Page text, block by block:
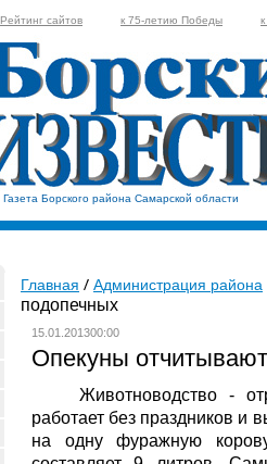
Рейтинг сайтов к 75-летию Победы
Газета Борского района Самарской области
Главная Администрация района
подопечных
15.01.201300:00
Опекуны
Животноводство -
работает без праздников и
на одну фуражную